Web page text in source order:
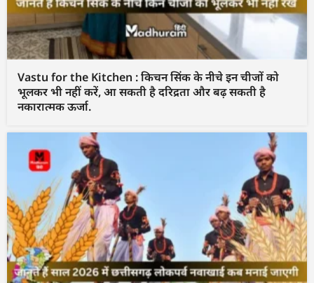
Vastu for the Kitchen : किचन सिंक के नीचे इन चीजों को
भूलकर भी नहीं करें, आ सकती है दरिद्रता और बढ़ सकती है
नकारात्मक ऊर्जा.